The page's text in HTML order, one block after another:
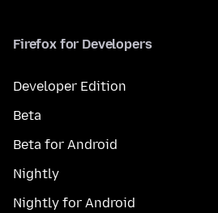
Firefox for Developers
Developer Edition
Beta
Beta for Android
Nightly
Nightly for Android